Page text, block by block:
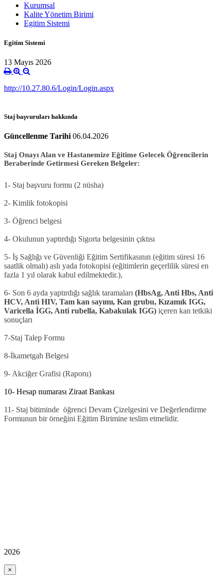
Kurumsal
Kalite Yönetim Birimi
Egitim Sistemi
Egitim Sistemi
13 Mayıs 2026
http://10.27.80.6/Login/Login.aspx
Staj başvuruları hakkında
Güncellenme Tarihi06.04.2026
Staj Onayı Alan ve Hastanemize Eğitime Gelecek Öğrencilerin
Beraberinde Getirmesi Gereken Belgeler:
1- Staj başvuru formu (2 nüsha)
2- Kimlik fotokopisi
3- Öğrenci belgesi
4- Okulunun yaptırdığı Sigorta belgesinin çıktısı
5- İş Sağlığı ve Güvenliği Eğitim Sertifikasının (eğitim süresi 16
saatlik olmalı) aslı yada fotokopisi (eğitimlerin geçerlilik süresi en
fazla 1 yıl olarak kabul edilmektedir.),
6- Son 6 ayda yaptırdığı sağlık taramaları (HbsAg, Anti Hbs, Anti
HCV, Anti HIV, Tam kan sayımı, Kan grubu, Kızamık IGG,
Varicella İGG, Anti rubella, Kabakulak IGG) içeren kan tetkiki
sonuçları
7-Staj Talep Formu
8-İkametgah Belgesi
9- Akciğer Grafisi (Raporu)
10- Hesap numarası Ziraat Bankası
11- Staj bitiminde öğrenci Devam Çizelgesini ve Değerlendirme
Formunun bir örneğini Eğitim Birimine teslim etmelidir.
2026
×